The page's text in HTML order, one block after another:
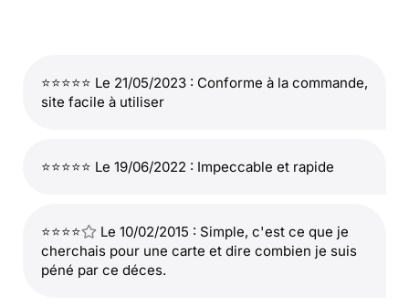
⭐⭐⭐⭐⭐ Le 21/05/2023 : Conforme à la commande,
site facile à utiliser
⭐⭐⭐⭐⭐ Le 19/06/2022 : Impeccable et rapide
⭐⭐⭐⭐
Le 10/02/2015 : Simple, c'est ce que je
cherchais pour une carte et dire combien je suis
péné par ce déces.